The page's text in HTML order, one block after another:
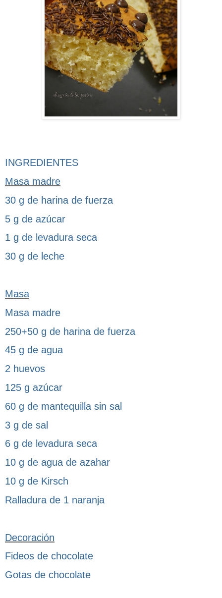
INGREDIENTES
Masa madre
30 g de harina de fuerza
5 g de azúcar
1 g de levadura seca
30 g de leche
Masa
Masa madre
250+50 g de harina de fuerza
45 g de agua
2 huevos
125 g azúcar
60 g de mantequilla sin sal
3 g de sal
6 g de levadura seca
10 g de agua de azahar
10 g de Kirsch
Ralladura de 1 naranja
Decoración
Fideos de chocolate
Gotas de chocolate